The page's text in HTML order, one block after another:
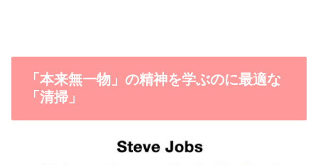
「本来無一物」の精神を学ぶのに最適な
「清掃」